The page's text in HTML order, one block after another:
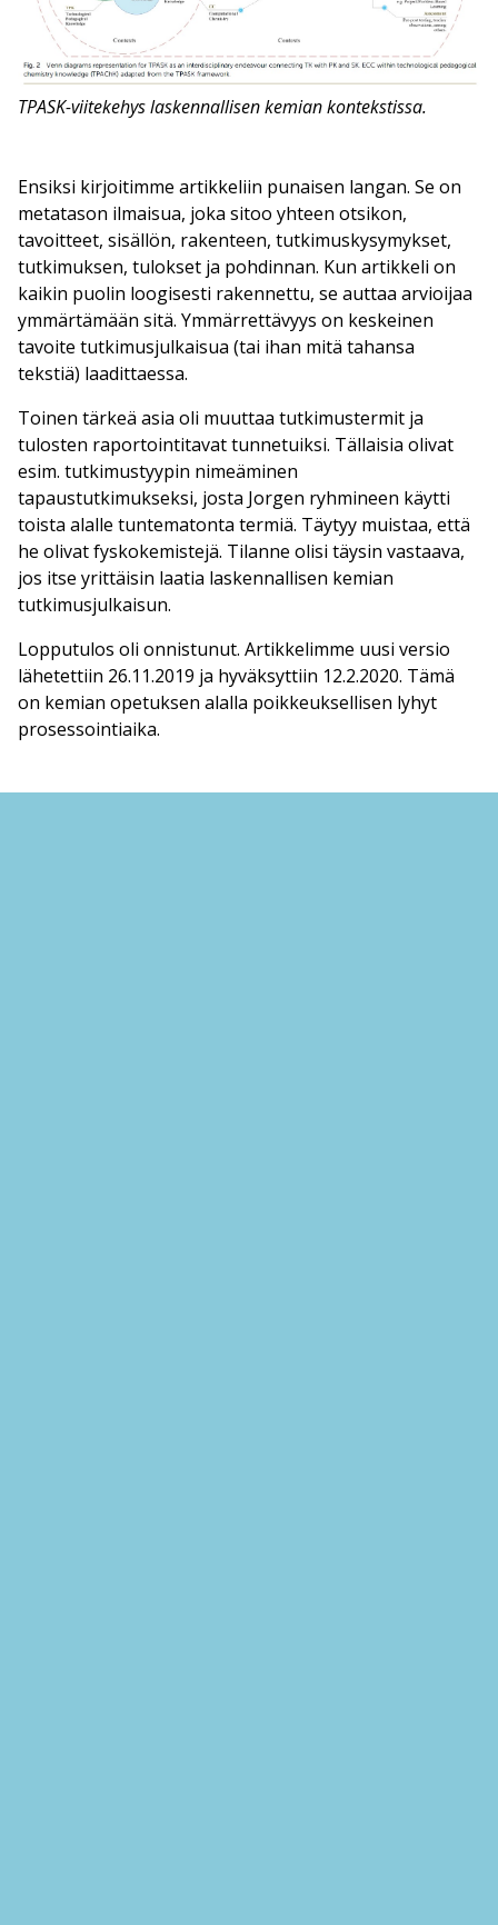
TPASK-viitekehys laskennallisen kemian kontekstissa.
Ensiksi kirjoitimme artikkeliin punaisen langan. Se on
metatason ilmaisua, joka sitoo yhteen otsikon,
tavoitteet, sisällön, rakenteen, tutkimuskysymykset,
tutkimuksen, tulokset ja pohdinnan. Kun artikkeli on
kaikin puolin loogisesti rakennettu, se auttaa arvioijaa
ymmärtämään sitä. Ymmärrettävyys on keskeinen
tavoite tutkimusjulkaisua (tai ihan mitä tahansa
tekstiä) laadittaessa.
Toinen tärkeä asia oli muuttaa tutkimustermit ja
tulosten raportointitavat tunnetuiksi. Tällaisia olivat
esim. tutkimustyypin nimeäminen
tapaustutkimukseksi, josta Jorgen ryhmineen käytti
toista alalle tuntematonta termiä. Täytyy muistaa, että
he olivat fyskokemistejä. Tilanne olisi täysin vastaava,
jos itse yrittäisin laatia laskennallisen kemian
tutkimusjulkaisun.
Lopputulos oli onnistunut. Artikkelimme uusi versio
lähetettiin 26.11.2019 ja hyväksyttiin 12.2.2020. Tämä
on kemian opetuksen alalla poikkeuksellisen lyhyt
prosessointiaika.
Jatkosta